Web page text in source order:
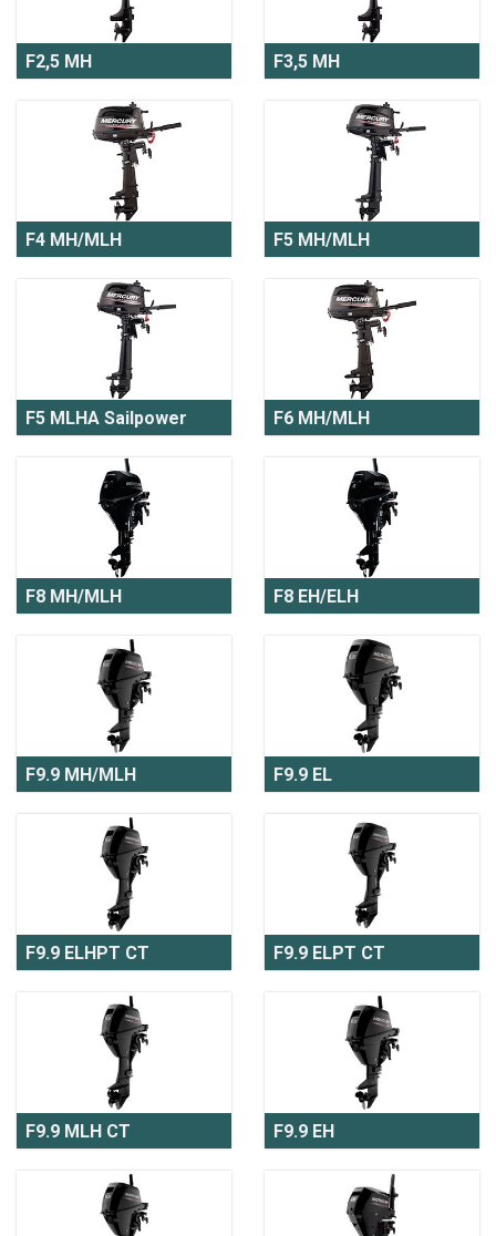
F2,5 MH F3,5 MH
F4 MH/MLH F5 MH/MLH
F5 MLHA Sailpower F6 MH/MLH
F8 MH/MLH F8 EH/ELH
F9.9 MH/MLH F9.9 EL
F9.9 ELHPT CT F9.9 ELPT CT
F9.9 MLH CT F9.9 EH